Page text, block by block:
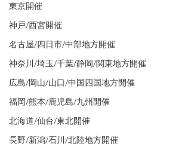
東京開催
神戸/西宮開催
名古屋/四日市/中部地方開催
神奈川/埼玉/千葉/静岡/関東地方開催
広島/岡山/山口/中国四国地方開催
福岡/熊本/鹿児島/九州開催
北海道/仙台/東北開催
長野/新潟/石川/北陸地方開催